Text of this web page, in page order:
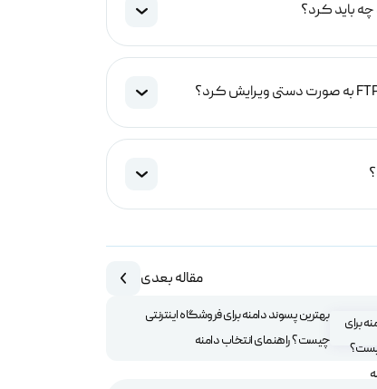
چه باید کرد؟
مقاله بعدی
بهترین پسوند دامنه برای فروشگاه اینترنتی
چیست؟ راهنمای انتخاب دامنه